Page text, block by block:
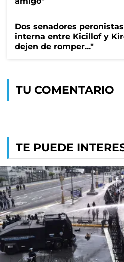
Dos senadores
interna entre Kicillof y
dejen de romper..."
TU COMENTARIO
TE PUEDE